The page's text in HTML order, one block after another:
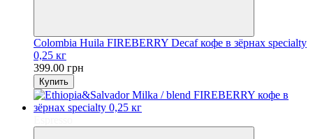
Сolombia Huila FIREBERRY Decaf кофе в зёрнах specialty
0,25 кг
399.00 грн
Купить